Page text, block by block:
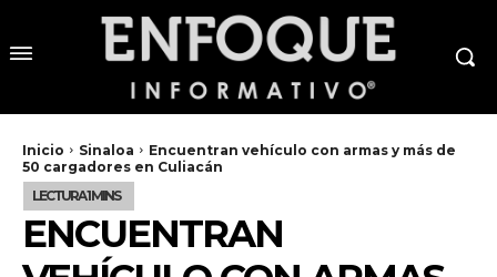
Inicio Sinaloa
Encuentran vehículo con armas y más de
50 cargadores en Culiacán
ENCUENTRAN